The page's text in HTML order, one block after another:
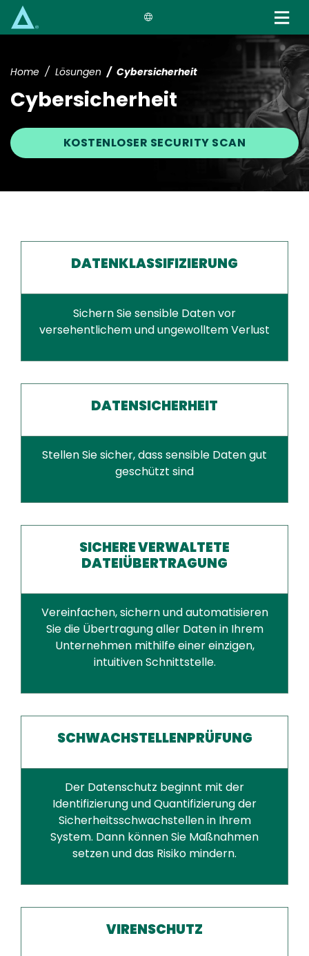
Home Lösungen Cybersicherheit
Cybersicherheit
KOSTENLOSER SECURITY SCAN
DATENKLASSIFIZIERUNG
Sichern Sie sensible Daten vor
versehentlichem und ungewolltem Verlust
DATENSICHERHEIT
Stellen Sie sicher, dass sensible Daten gut
geschützt sind
SICHERE VERWALTETE
DATEIÜBERTRAGUNG
Vereinfachen, sichern und automatisieren
Sie die Übertragung aller Daten in Ihrem
Unternehmen mithilfe einer einzigen,
intuitiven Schnittstelle.
SCHWACHSTELLENPRÜFUNG
Der Datenschutz beginnt mit der
Identifizierung und Quantifizierung der
Sicherheitsschwachstellen in Ihrem
System. Dann können Sie Maßnahmen
setzen und das Risiko mindern.
VIRENSCHUTZ